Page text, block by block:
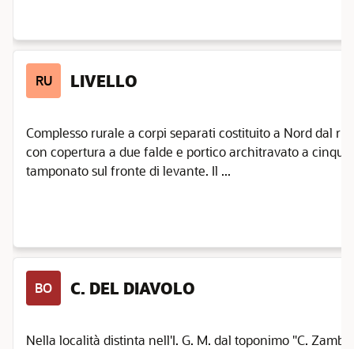
RU LIVELLO
Complesso rurale a corpi separati costituito a Nord dal
con copertura a due falde e portico architravato a
tamponato sul fronte di levante. Il ...
BO C. DEL DIAVOLO
Nella località distinta nell'I. G. M. dal toponimo "C.